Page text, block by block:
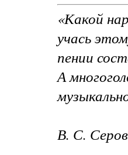
«Какой
учась
пении
А
В. С.